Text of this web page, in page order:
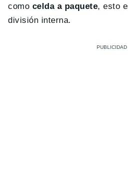
como celda a paquete, esto
división interna.